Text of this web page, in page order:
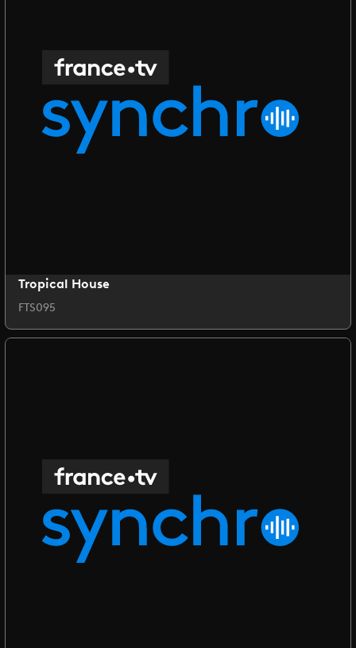
Tropical House
FTS095